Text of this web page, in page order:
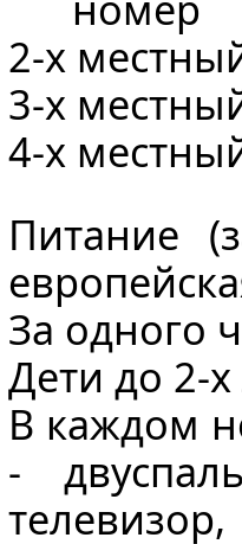
2-х
3-х
4-х
Питание
За одного
Дети до 2-
В каждом
-